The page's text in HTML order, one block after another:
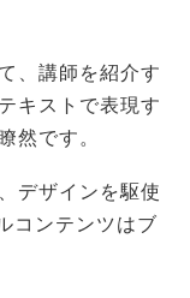
、講師を紹介す
キストで表現す
然です。
デザインを駆使
コンテンツはブ